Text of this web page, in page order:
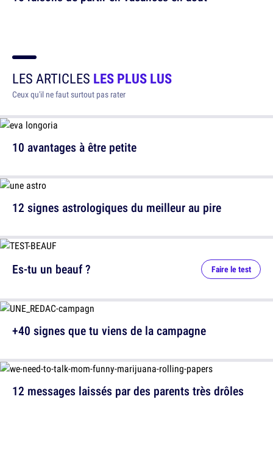
LES ARTICLES LES PLUS LUS
Ceux qu'il ne faut surtout pas rater
10 avantages à être petite
12 signes astrologiques du meilleur au pire
12 messages laissés par des parents très drôles
Es-tu un beauf ? Faire le test
+40 signes que tu viens de la campagne